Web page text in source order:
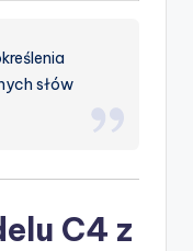
słów
C4 z